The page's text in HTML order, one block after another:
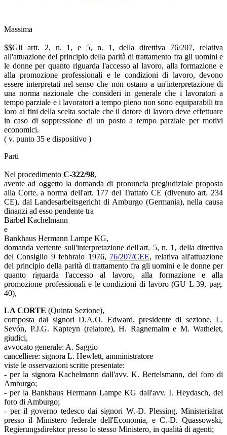
Massima
$$Gli artt. 2, n. 1, e 5, n. 1, della direttiva 76/207, relativa
all'attuazione del principio della parità di trattamento fra gli uomini e
le donne per quanto riguarda l'accesso al lavoro, alla formazione e
alla promozione professionali e le condizioni di lavoro, devono
essere interpretati nel senso che non ostano a un'interpretazione di
una norma nazionale che consideri in generale che i lavoratori a
tempo parziale e i lavoratori a tempo pieno non sono equiparabili tra
loro ai fini della scelta sociale che il datore di lavoro deve effettuare
in caso di soppressione di un posto a tempo parziale per motivi
economici.
( v. punto 35 e dispositivo )
Parti
Nel procedimento C-322/98,
avente ad oggetto la domanda di pronuncia pregiudiziale proposta
alla Corte, a norma dell'art. 177 del Trattato CE (divenuto art. 234
CE), dal Landesarbeitsgericht di Amburgo (Germania), nella causa
dinanzi ad esso pendente tra
Bärbel Kachelmann
e
Bankhaus Hermann Lampe KG,
domanda vertente sull'interpretazione dell'art. 5, n. 1, della direttiva
del Consiglio 9 febbraio 1976, 76/207/CEE, relativa all'attuazione
del principio della parità di trattamento fra gli uomini e le donne per
quanto riguarda l'accesso al lavoro, alla formazione e alla
promozione professionali e le condizioni di lavoro (GU L 39, pag.
40),
LA CORTE (Quinta Sezione),
composta dai signori D.A.O. Edward, presidente di sezione, L.
Sevón, P.J.G. Kapteyn (relatore), H. Ragnemalm e M. Wathelet,
giudici,
avvocato generale: A. Saggio
cancelliere: signora L. Hewlett, amministratore
viste le osservazioni scritte presentate:
- per la signora Kachelmann dall'avv. K. Bertelsmann, del foro di
Amburgo;
- per la Bankhaus Hermann Lampe KG dall'avv. I. Heydasch, del
foro di Amburgo;
- per il governo tedesco dai signori W.-D. Plessing, Ministerialrat
presso il Ministero federale dell'Economia, e C.-D. Quassowski,
Regierungsdirektor presso lo stesso Ministero, in qualità di agenti;